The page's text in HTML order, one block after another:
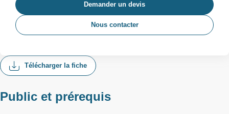
Télécharger la fiche
Public et prérequis
Demander un devis
Nous contacter